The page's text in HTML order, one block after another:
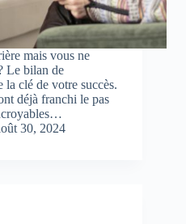
mais vous ne
Le bilan de
la clé de votre succès.
déjà franchi le pas
30, 2024